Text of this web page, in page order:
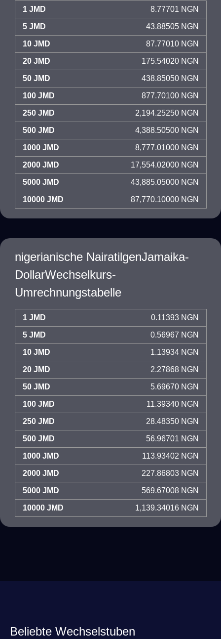
1 JMD 8.77701 NGN
5 JMD 43.88505 NGN
10 JMD 87.77010 NGN
20 JMD 175.54020 NGN
50 JMD 438.85050 NGN
100 JMD 877.70100 NGN
250 JMD 2,194.25250 NGN
500 JMD 4,388.50500 NGN
1000 JMD 8,777.01000 NGN
2000 JMD 17,554.02000 NGN
5000 JMD 43,885.05000 NGN
10000 JMD 87,770.10000 NGN
nigerianische NairatilgenJamaika-
DollarWechselkurs-
Umrechnungstabelle
1 JMD 0.11393 NGN
5 JMD 0.56967 NGN
10 JMD 1.13934 NGN
20 JMD 2.27868 NGN
50 JMD 5.69670 NGN
100 JMD 11.39340 NGN
250 JMD 28.48350 NGN
500 JMD 56.96701 NGN
1000 JMD 113.93402 NGN
2000 JMD 227.86803 NGN
5000 JMD 569.67008 NGN
10000 JMD 1,139.34016 NGN
Beliebte Wechselstuben